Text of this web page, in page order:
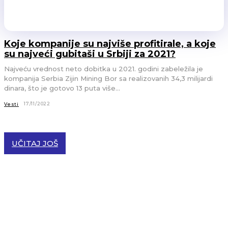
Koje kompanije su najviše profitirale, a koje
su najveći gubitaši u Srbiji za 2021?
Najveću vrednost neto dobitka u 2021. godini zabeležila je
kompanija Serbia Zijin Mining Bor sa realizovanih 34,3 milijardi
dinara, što je gotovo 13 puta više...
Vesti 17/11/2022
UČITAJ JOŠ